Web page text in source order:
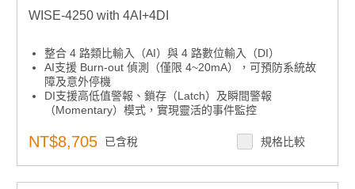
WISE-4250 with 4AI+4DI
整合 4 路類比輸入（AI）與 4 路數位輸入（DI）
AI支援 Burn-out 偵測（僅限 4~20mA），可預防系統故
障及意外停機
DI支援高低值警報、鎖存（Latch）及瞬間警報
（Momentary）模式，實現靈活的事件監控
位）
符合 IEEE 802.11ac（2.4GHz/5GHz）雙頻 Wi-Fi 標準，
提供穩定且高速的無線通訊
搭載 WPA3/TLS 1.3 加密與 X.509 憑證認證，確保資料
NT$8,705 已含稅 規格比較